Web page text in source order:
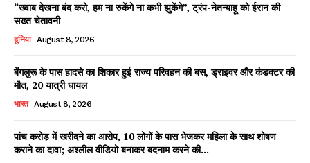
“ख्वाब देखना बंद करो, हम ना रुकेंगे ना कभी झुकेंगे”, ट्रंप-नेतन्याहू को ईरान की
सख्त चेतावनी
दुनिया August 8, 2026
बेंगलुरू के पास हादसे का शिकार हुई राज्य परिवहन की बस, ड्राइवर और कंडक्टर की
मौत, 20 यात्री घायल
भारत August 8, 2026
पांच करोड़ में खरीदने का आरोप, 10 लोगों के पास भेजकर महिला के साथ शोषण
कराने का दावा; अश्लील वीडियो बनाकर बदनाम करने की...